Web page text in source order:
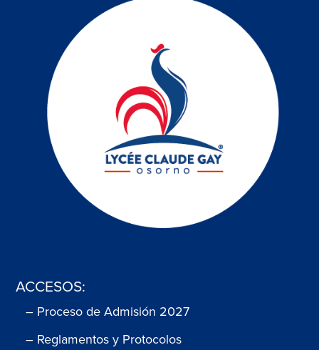
ACCESOS:
– Proceso de Admisión 2027
– Reglamentos y Protocolos